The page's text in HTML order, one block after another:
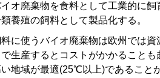
オ廃棄物を食料として工業的に
養殖の飼料として製品化する。
に使うバイオ廃棄物は欧州では
生産するとコストがかかること
い地域が最適(25℃以上)であること